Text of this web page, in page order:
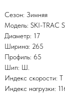
Сезон: Зимняя
Модель: SKI-TRAC S
Диаметр: 17
Ширина: 265
Профиль: 65
Шип: Ш.
Индекс скорости: T
Индекс нагрузки: